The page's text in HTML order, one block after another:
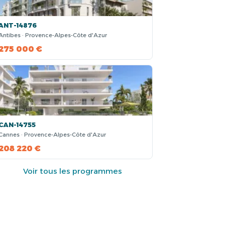
14876
· Provence-Alpes-Côte d'Azur
000 €
14755
· Provence-Alpes-Côte d'Azur
220 €
Voir tous les programmes